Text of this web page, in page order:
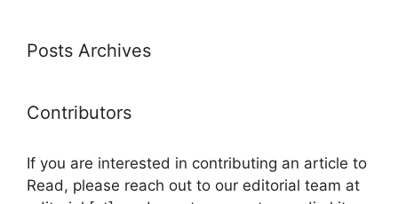
Posts Archives
Contributors
If you are interested in contributing an article to
Read, please reach out to our editorial team at